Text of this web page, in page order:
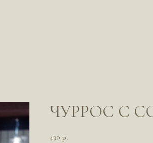
ЧУРРОС С
430 р.